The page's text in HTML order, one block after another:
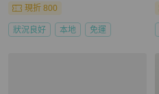
現折 800
狀況良好 本地 免運